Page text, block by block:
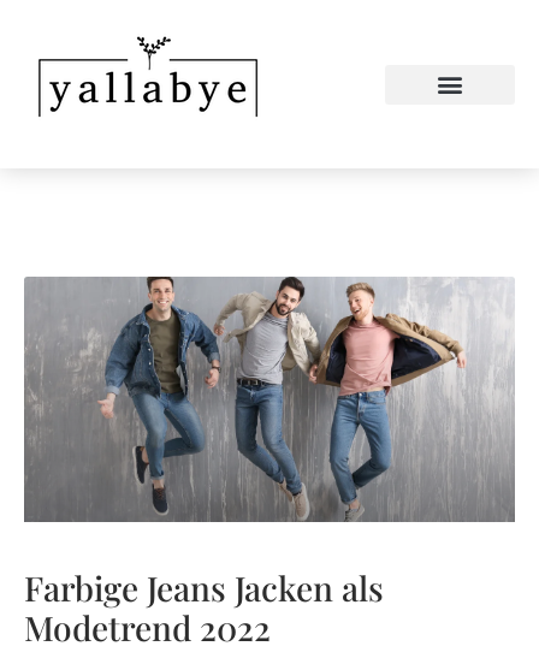
Farbige Jeans Jacken als
Modetrend 2022